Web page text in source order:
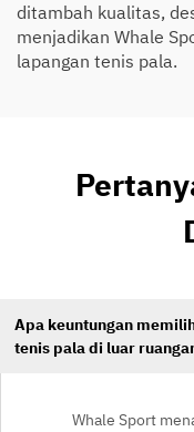
ditambah kualitas,
menjadikan Whale
lapangan tenis pala.
Apa keuntungan
tenis pala di luar
Whale Sport